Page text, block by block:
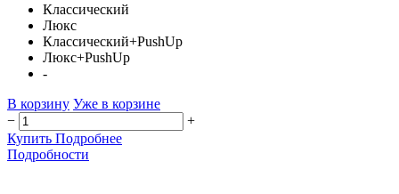
Классический
Люкс
Классический+PushUp
Люкс+PushUp
-
В корзину Уже в корзине
−
+
Купить Подробнее
Подробности